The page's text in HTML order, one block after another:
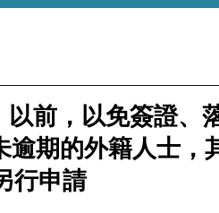
前，以免簽證、
逾期的外籍人士，
行申請